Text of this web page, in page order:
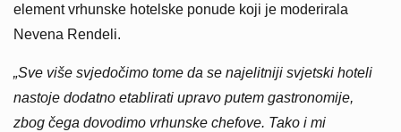
element vrhunske hotelske ponude koji je moderirala
Nevena Rendeli.
„Sve više svjedočimo tome da se najelitniji svjetski hoteli
nastoje dodatno etablirati upravo putem gastronomije,
zbog čega dovodimo vrhunske chefove. Tako i mi